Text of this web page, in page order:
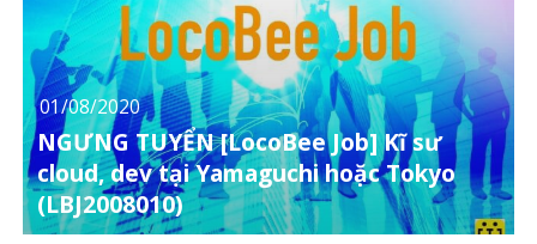
01/08/2020
NGƯNG TUYỂN [LocoBee Job] Kĩ sư
cloud, dev tại Yamaguchi hoặc Tokyo
(LBJ2008010)